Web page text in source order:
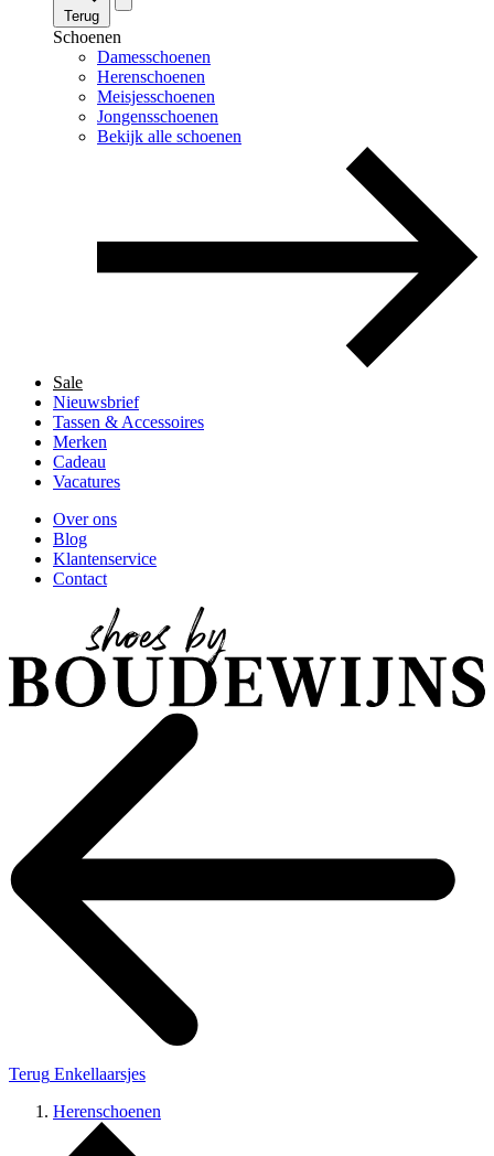
Terug
Schoenen
Damesschoenen
Herenschoenen
Meisjesschoenen
Jongensschoenen
Bekijk alle schoenen
Sale
Nieuwsbrief
Tassen & Accessoires
Merken
Cadeau
Vacatures
Over ons
Blog
Klantenservice
Contact
Terug Enkellaarsjes
Herenschoenen